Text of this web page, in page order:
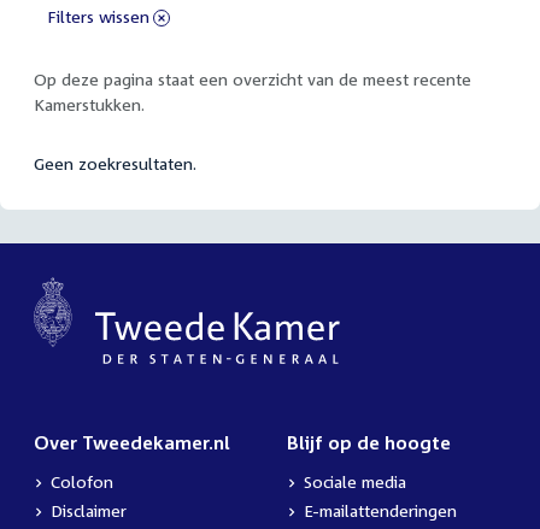
Op deze pagina staat een overzicht van de meest recente
Kamerstukken.
Geen zoekresultaten.
Filters wissen
Over Tweedekamer.nl
Colofon
Disclaimer
Blijf op de hoogte
Sociale media
E-mailattenderingen